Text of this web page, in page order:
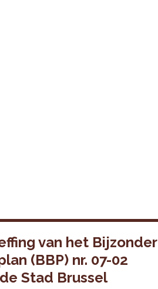
van het Bijzonder
(BBP) nr. 07-02
de Stad Brussel